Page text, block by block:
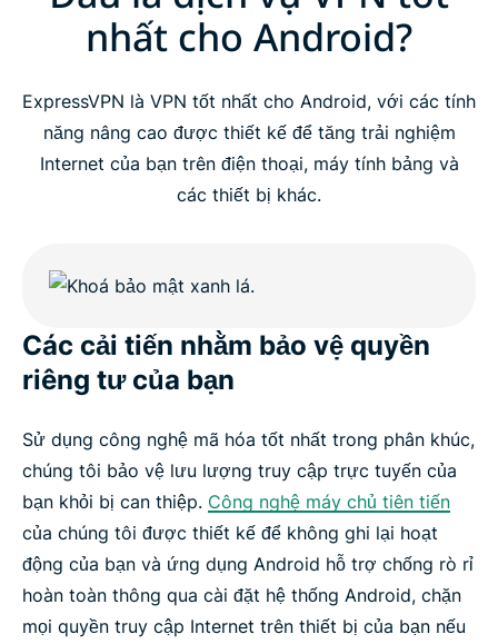
nhất cho Android?
ExpressVPN là VPN tốt nhất cho Android, với các tính
năng nâng cao được thiết kế để tăng trải nghiệm
Internet của bạn trên điện thoại, máy tính bảng và
các thiết bị khác.
Các cải tiến nhằm bảo vệ quyền
riêng tư của bạn
Sử dụng công nghệ mã hóa tốt nhất trong phân khúc,
chúng tôi bảo vệ lưu lượng truy cập trực tuyến của
bạn khỏi bị can thiệp. Công nghệ máy chủ tiên tiến
của chúng tôi được thiết kế để không ghi lại hoạt
động của bạn và ứng dụng Android hỗ trợ chống rò rỉ
hoàn toàn thông qua cài đặt hệ thống Android, chặn
mọi quyền truy cập Internet trên thiết bị của bạn nếu